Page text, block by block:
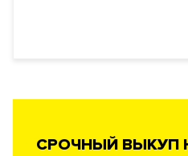
СРОЧНЫЙ ВЫКУП